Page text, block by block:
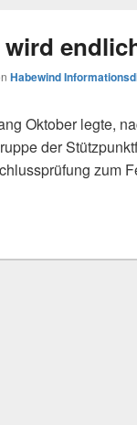
wird
Habewind
Oktober legte,
der
zum